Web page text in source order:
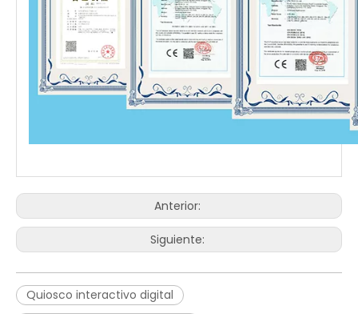
Anterior:
Siguiente:
Quiosco interactivo digital